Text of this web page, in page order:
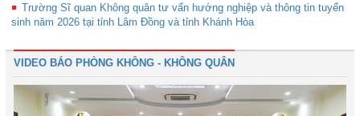
Trường Sĩ quan Không quân tư vấn hướng nghiệp và thông tin tuyển
sinh năm 2026 tại tỉnh Lâm Đồng và tỉnh Khánh Hòa
VIDEO BÁO PHÒNG KHÔNG - KHÔNG QUÂN